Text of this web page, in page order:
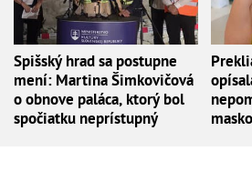
Spišský hrad sa postupne
mení: Martina Šimkovičová
o obnove paláca, ktorý bol
spočiatku neprístupný